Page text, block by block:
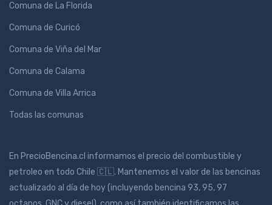
Comuna de La Florida
Comuna de Curicó
Comuna de Viña del Mar
Comuna de Calama
Comuna de Villa Arrica
Todas las comunas
En PrecioBencina.cl informamos el precio del combustible y
petroleo en todo Chile 🇨🇱. Mantenemos el valor de las bencinas
actualizado al día de hoy (incluyendo bencina 93, 95, 97